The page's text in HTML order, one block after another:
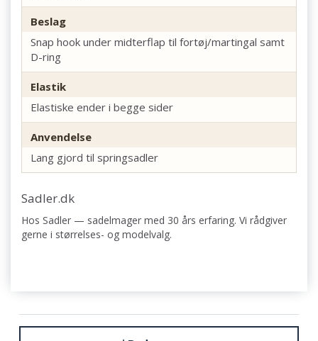
Beslag
Snap hook under midterflap til fortøj/martingal samt
D-ring
Elastik
Elastiske ender i begge sider
Anvendelse
Lang gjord til springsadler
Sadler.dk
Hos Sadler — sadelmager med 30 års erfaring. Vi rådgiver
gerne i størrelses- og modelvalg.